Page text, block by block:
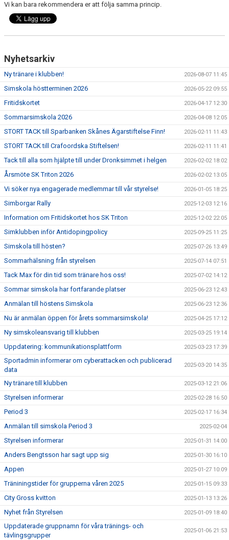
Vi kan bara rekommendera er att följa samma princip.
Nyhetsarkiv
Ny tränare i klubben! 2026-08-07 11:45
Simskola höstterminen 2026 2026-05-22 09:55
Fritidskortet 2026-04-17 12:30
Sommarsimskola 2026 2026-04-08 12:05
STORT TACK till Sparbanken Skånes Ägarstiftelse Finn! 2026-02-11 11:43
STORT TACK till Crafoordska Stiftelsen! 2026-02-11 11:41
Tack till alla som hjälpte till under Dronksimmet i helgen 2026-02-02 18:02
Årsmöte SK Triton 2026 2026-02-02 13:05
Vi söker nya engagerade medlemmar till vår styrelse! 2026-01-05 18:25
Simborgar Rally 2025-12-03 12:16
Information om Fritidskortet hos SK Triton 2025-12-02 22:05
Simklubben inför Antidopingpolicy 2025-09-25 11:25
Simskola till hösten? 2025-07-26 13:49
Sommarhälsning från styrelsen 2025-07-14 07:51
Tack Max för din tid som tränare hos oss! 2025-07-02 14:12
Sommar simskola har fortfarande platser 2025-06-23 12:43
Anmälan till höstens Simskola 2025-06-23 12:36
Nu är anmälan öppen för årets sommarsimskola! 2025-04-25 17:12
Ny simskoleansvarig till klubben 2025-03-25 19:14
Uppdatering: kommunikationsplattform 2025-03-23 17:39
Sportadmin informerar om cyberattacken och publicerad
data
2025-03-20 14:35
Ny tränare till klubben 2025-03-12 21:06
Styrelsen informerar 2025-02-28 16:50
Period 3 2025-02-17 16:34
Anmälan till simskola Period 3 2025-02-04
Styrelsen informerar 2025-01-31 14:00
Anders Bengtsson har sagt upp sig 2025-01-30 16:10
Appen 2025-01-27 10:09
Träniningstider för grupperna våren 2025 2025-01-15 09:33
City Gross kvitton 2025-01-13 13:26
Nyhet från Styrelsen 2025-01-09 18:40
Uppdaterade gruppnamn för våra tränings- och
tävlingsgrupper
2025-01-06 21:53